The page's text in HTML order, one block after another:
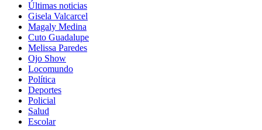
Últimas noticias
Gisela Valcarcel
Magaly Medina
Cuto Guadalupe
Melissa Paredes
Ojo Show
Locomundo
Política
Deportes
Policial
Salud
Escolar